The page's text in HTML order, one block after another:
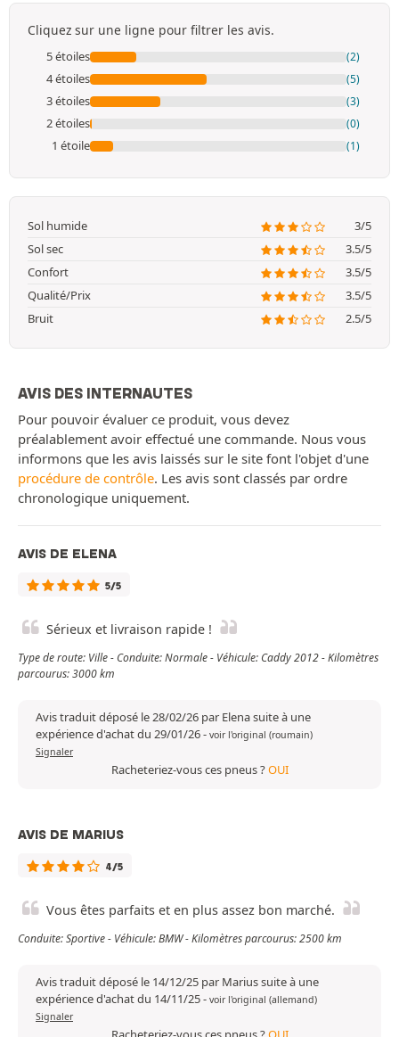
Cliquez sur une ligne pour filtrer les avis.
5 étoiles (2)
4 étoiles (5)
3 étoiles (3)
2 étoiles (0)
1 étoile (1)
Sol humide
3/5
Sol sec
3.5/5
Confort
3.5/5
Qualité/Prix
3.5/5
Bruit
2.5/5
AVIS DES INTERNAUTES
Pour pouvoir évaluer ce produit, vous devez
préalablement avoir effectué une commande. Nous vous
informons que les avis laissés sur le site font l'objet d'une
procédure de contrôle. Les avis sont classés par ordre
chronologique uniquement.
AVIS DE ELENA
5/5
Sérieux et livraison rapide !
Type de route: Ville - Conduite: Normale - Véhicule: Caddy 2012 - Kilomètres
parcourus: 3000 km
Avis traduit déposé le 28/02/26 par Elena suite à une
expérience d'achat du 29/01/26- voir l'original (roumain)
Signaler
Racheteriez-vous ces pneus ?OUI
AVIS DE MARIUS
4/5
Vous êtes parfaits et en plus assez bon marché.
Conduite: Sportive - Véhicule: BMW - Kilomètres parcourus: 2500 km
Avis traduit déposé le 14/12/25 par Marius suite à une
expérience d'achat du 14/11/25- voir l'original (allemand)
Signaler